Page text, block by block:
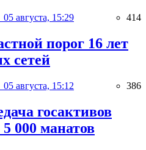
05 августа, 15:29 414
порог 16 лет
сетей
05 августа, 15:12 386
госактивов
000 манатов